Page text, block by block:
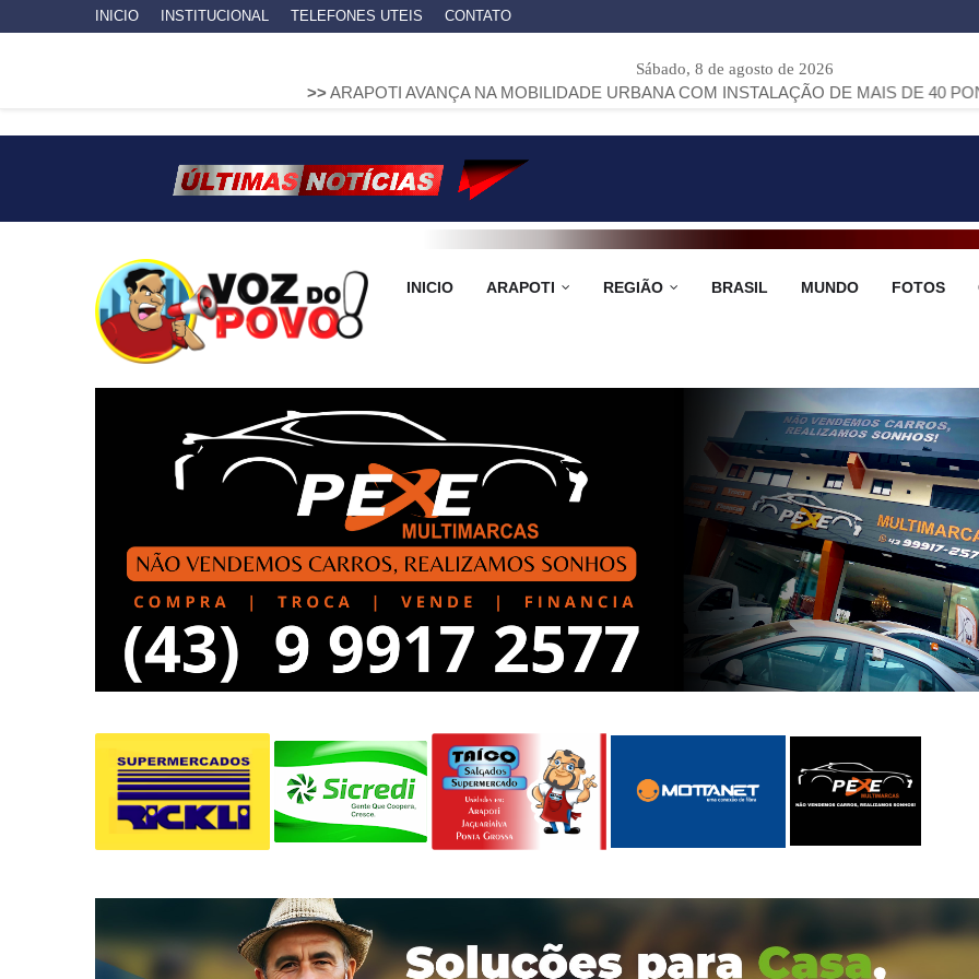
INICIO INSTITUCIONAL TELEFONES UTEIS CONTATO
Sábado, 8 de agosto de 2026
ARAPOTI AVANÇA NA MOBILIDADE URBANA COM INSTALAÇÃO DE MAIS DE 40 PONTOS DE
INICIO ARAPOTI REGIÃO BRASIL MUNDO FOTOS